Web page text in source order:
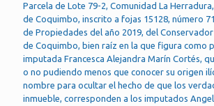
Parcela de Lote 79-2, Comunidad La
de Coquimbo, inscrito a fojas 15128, número
de Propiedades del año 2019, del Conservador
de Coquimbo, bien raíz en la que figura como
imputada Francesca Alejandra Marín Cortés,
o no pudiendo menos que conocer su origen
nombre para ocultar el hecho de que los
inmueble, corresponden a los imputados